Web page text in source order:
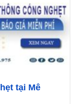
tại Mê